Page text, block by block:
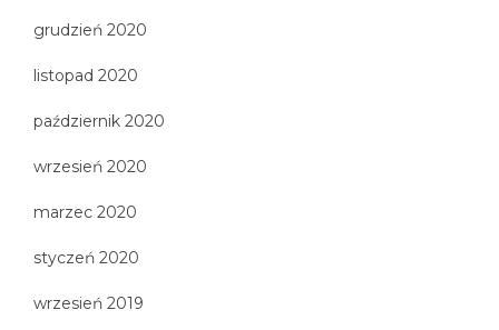
grudzień 2020
listopad 2020
październik 2020
wrzesień 2020
marzec 2020
styczeń 2020
wrzesień 2019